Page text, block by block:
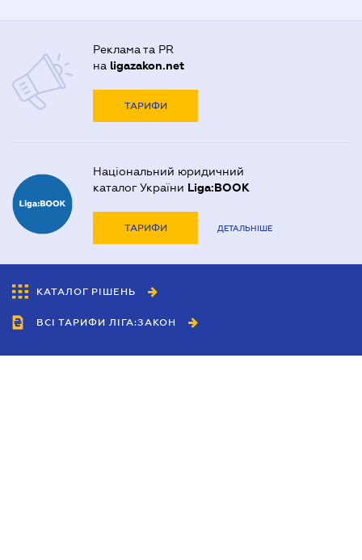
Реклама та PR
на ligazakon.net
ТАРИФИ
Національний юридичний
каталог України Liga:BOOK
ТАРИФИ ДЕТАЛЬНІШЕ
КАТАЛОГ РІШЕНЬ
ВСІ ТАРИФИ ЛІГА:ЗАКОН